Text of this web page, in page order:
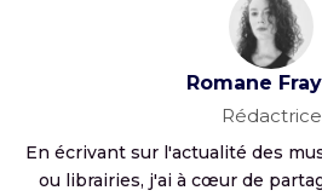
Romane
Rédactrice
En écrivant sur l'actualité des
ou librairies, j'ai à cœur de